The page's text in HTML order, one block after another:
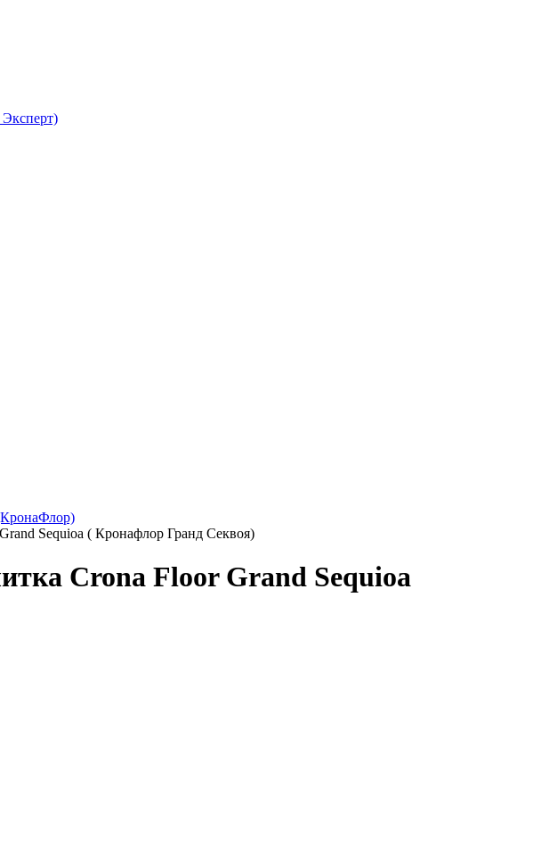
Sequioa ( Кронафлор Гранд Секвоя)
Crona Floor Grand Sequioa